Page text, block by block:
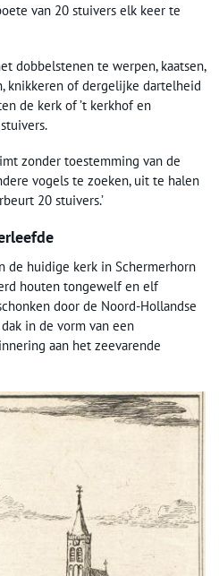
van 20 stuivers elk keer te
dobbelstenen te werpen, kaatsen,
knikkeren of dergelijke dartelheid
de kerk of ’t kerkhof en
zonder toestemming van de
vogels te zoeken, uit te halen
20 stuivers.’
de huidige kerk in Schermerhorn
houten tongewelf en elf
door de Noord-Hollandse
in de vorm van een
aan het zeevarende